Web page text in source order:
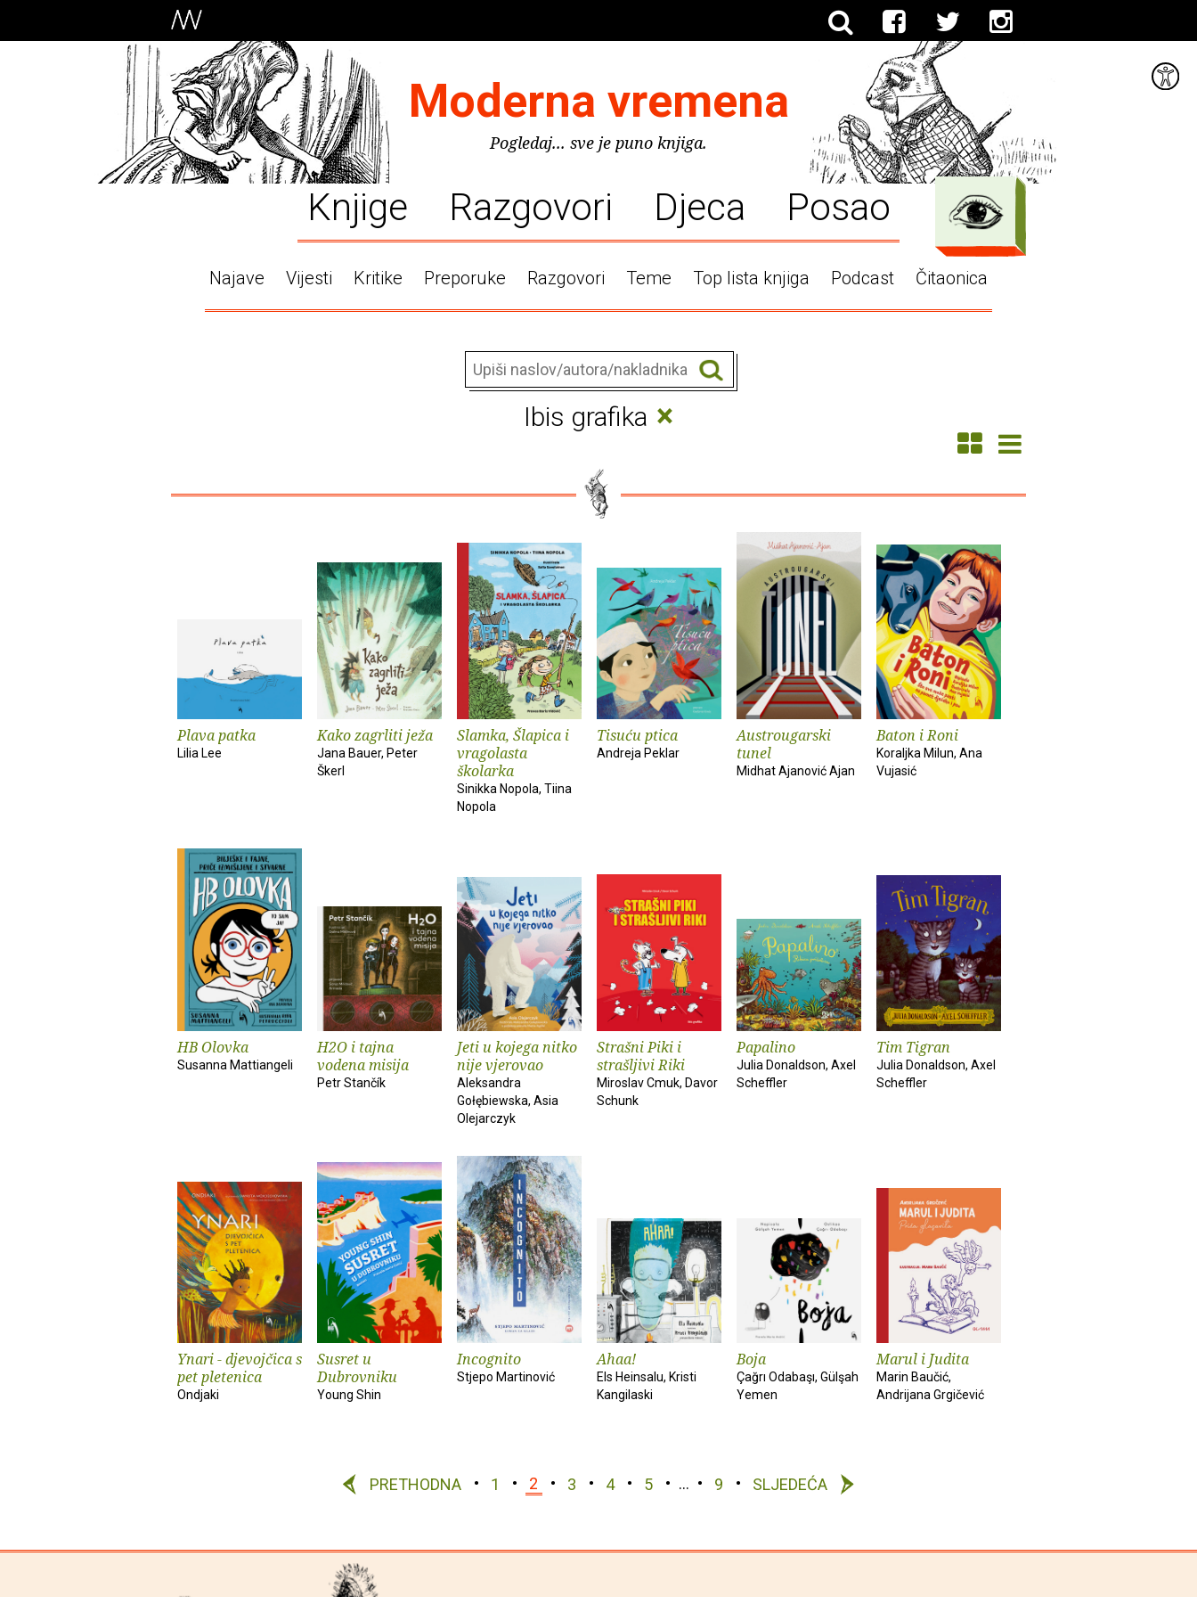
Moderna vremena
Pogledaj... sve je puno knjiga.
Knjige Razgovori Djeca Posao
Najave Vijesti Kritike Preporuke Razgovori Teme Top lista knjiga Podcast Čitaonica
Ibis grafika ×
Plava patka
Lilia Lee
Kako zagrliti ježa
Jana Bauer, Peter
Škerl
Slamka, Šlapica i
vragolasta
školarka
Sinikka Nopola, Tiina
Nopola
Tisuću ptica
Andreja Peklar
Austrougarski
tunel
Midhat Ajanović Ajan
Baton i Roni
Koraljka Milun, Ana
Vujasić
HB Olovka
Susanna Mattiangeli
H2O i tajna
vodena misija
Petr Stančík
Jeti u kojega nitko
nije vjerovao
Aleksandra
Gołębiewska, Asia
Olejarczyk
Strašni Piki i
strašljivi Riki
Miroslav Cmuk, Davor
Schunk
Papalino
Julia Donaldson, Axel
Scheffler
Tim Tigran
Julia Donaldson, Axel
Scheffler
Ynari - djevojčica s
pet pletenica
Ondjaki
Susret u
Dubrovniku
Young Shin
Incognito
Stjepo Martinović
Ahaa!
Els Heinsalu, Kristi
Kangilaski
Boja
Çağrı Odabaşı, Gülşah
Yemen
Marul i Judita
Marin Baučić,
Andrijana Grgičević
PRETHODNA 1 2 3 4 5 … 9 SLJEDEĆA